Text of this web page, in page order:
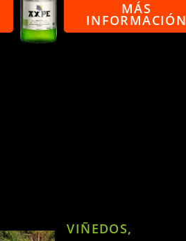
MÁS
INFORMACIÓN
VIÑEDOS,